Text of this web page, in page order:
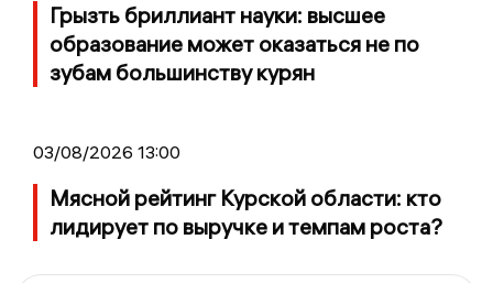
Грызть бриллиант науки: высшее
образование может оказаться не по
зубам большинству курян
03/08/2026 13:00
Мясной рейтинг Курской области: кто
лидирует по выручке и темпам роста?